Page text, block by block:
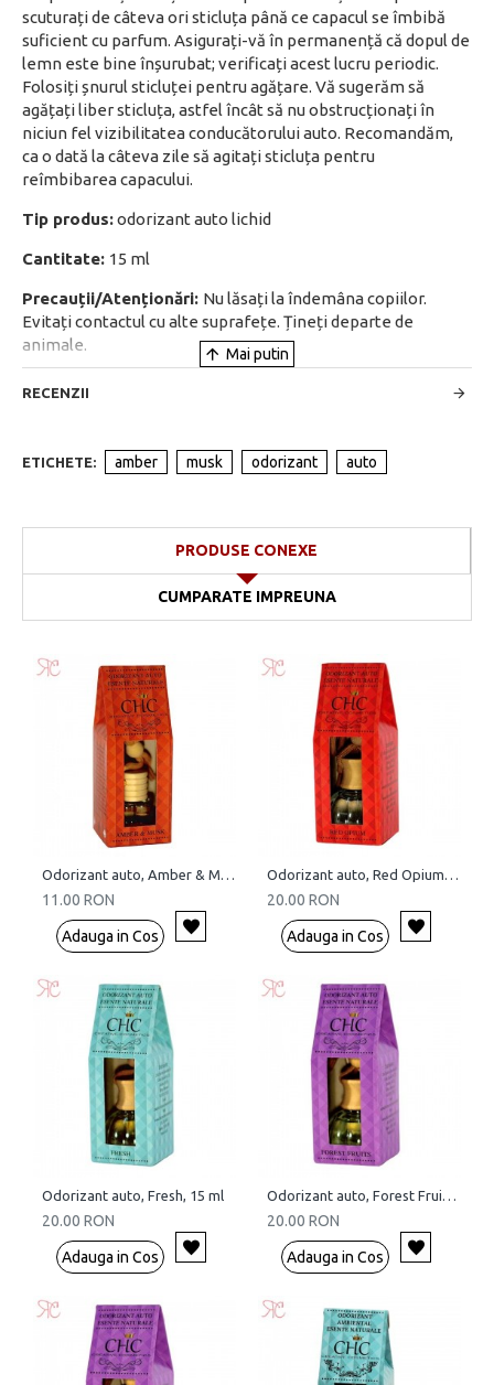
scuturați de câteva ori sticluța până ce capacul se îmbibă
suficient cu parfum. Asigurați-vă în permanență că dopul de
lemn este bine înșurubat; verificați acest lucru periodic.
Folosiți șnurul sticluței pentru agățare. Vă sugerăm să
agățați liber sticluța, astfel încât să nu obstrucționați în
niciun fel vizibilitatea conducătorului auto. Recomandăm,
ca o dată la câteva zile să agitați sticluța pentru
reîmbibarea capacului.
Tip produs:odorizant auto lichid
Cantitate: 15 ml
Precauții/Atenționări: Nu lăsați la îndemâna copiilor.
Evitați contactul cu alte suprafețe. Țineți departe de
animale.
RECENZII
ETICHETE: amber musk odorizant auto
PRODUSE CONEXE
CUMPARATE IMPREUNA
Odorizant auto, Amber & Musk, 5 ml
11.00 RON
Adauga in Cos
Odorizant auto, Red Opium, 15 ml
20.00 RON
Adauga in Cos
Odorizant auto, Fresh, 15 ml
20.00 RON
Adauga in Cos
Odorizant auto, Forest Fruits, 15 ml
20.00 RON
Adauga in Cos